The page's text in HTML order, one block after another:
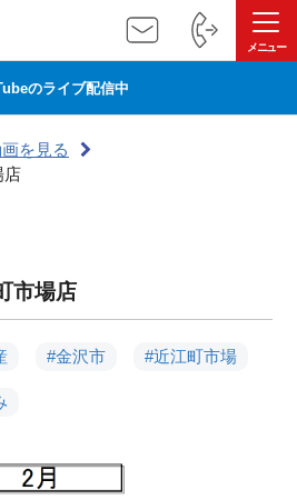
のライブ配信中
を見る
店
市場店
#金沢市 #近江町市場